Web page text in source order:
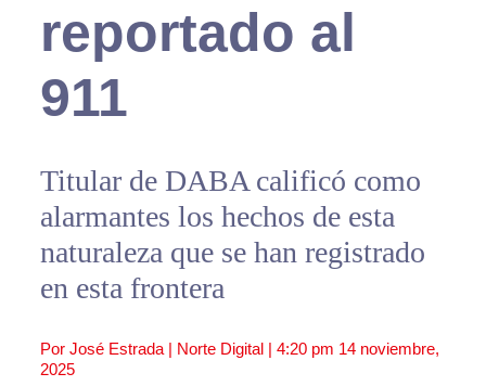
reportado al
911
Titular de DABA calificó como
alarmantes los hechos de esta
naturaleza que se han registrado
en esta frontera
Por José Estrada | Norte Digital | 4:20 pm 14 noviembre,
2025